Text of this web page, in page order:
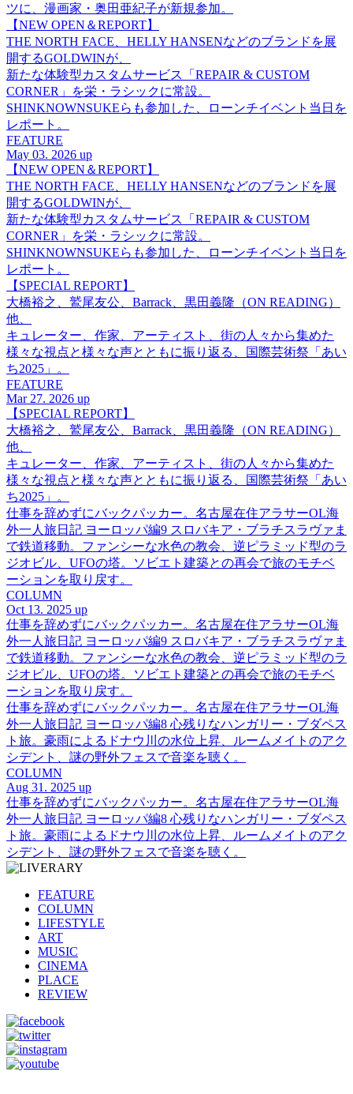
ツに、漫画家・奥田亜紀子が新規参加。
【NEW OPEN＆REPORT】
THE NORTH FACE、HELLY HANSENなどのブランドを展
開するGOLDWINが、
新たな体験型カスタムサービス「REPAIR & CUSTOM
CORNER」を栄・ラシックに常設。
SHINKNOWNSUKEらも参加した、ローンチイベント当日を
レポート。
FEATURE
May 03. 2026 up
【NEW OPEN＆REPORT】
THE NORTH FACE、HELLY HANSENなどのブランドを展
開するGOLDWINが、
新たな体験型カスタムサービス「REPAIR & CUSTOM
CORNER」を栄・ラシックに常設。
SHINKNOWNSUKEらも参加した、ローンチイベント当日を
レポート。
【SPECIAL REPORT】
大橋裕之、鷲尾友公、Barrack、黒田義隆（ON READING）
他、
キュレーター、作家、アーティスト、街の人々から集めた
様々な視点と様々な声とともに振り返る、国際芸術祭「あい
ち2025」。
FEATURE
Mar 27. 2026 up
【SPECIAL REPORT】
大橋裕之、鷲尾友公、Barrack、黒田義隆（ON READING）
他、
キュレーター、作家、アーティスト、街の人々から集めた
様々な視点と様々な声とともに振り返る、国際芸術祭「あい
ち2025」。
仕事を辞めずにバックパッカー。名古屋在住アラサーOL海
外一人旅日記 ヨーロッパ編9 スロバキア・ブラチスラヴァま
で鉄道移動。ファンシーな水色の教会、逆ピラミッド型のラ
ジオビル、UFOの塔。ソビエト建築との再会で旅のモチベ
ーションを取り戻す。
COLUMN
Oct 13. 2025 up
仕事を辞めずにバックパッカー。名古屋在住アラサーOL海
外一人旅日記 ヨーロッパ編9 スロバキア・ブラチスラヴァま
で鉄道移動。ファンシーな水色の教会、逆ピラミッド型のラ
ジオビル、UFOの塔。ソビエト建築との再会で旅のモチベ
ーションを取り戻す。
仕事を辞めずにバックパッカー。名古屋在住アラサーOL海
外一人旅日記 ヨーロッパ編8 心残りなハンガリー・ブダペス
ト旅。豪雨によるドナウ川の水位上昇、ルームメイトのアク
シデント、謎の野外フェスで音楽を聴く。
COLUMN
Aug 31. 2025 up
仕事を辞めずにバックパッカー。名古屋在住アラサーOL海
外一人旅日記 ヨーロッパ編8 心残りなハンガリー・ブダペス
ト旅。豪雨によるドナウ川の水位上昇、ルームメイトのアク
シデント、謎の野外フェスで音楽を聴く。
FEATURE
COLUMN
LIFESTYLE
ART
MUSIC
CINEMA
PLACE
REVIEW